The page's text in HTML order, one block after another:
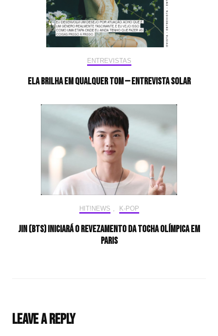
ENTREVISTAS
Ela brilha em qualquer tom — Entrevista Solar
HIT!NEWS , K-POP
Jin (BTS) iniciará o revezamento da tocha olímpica em
Paris
Leave a Reply